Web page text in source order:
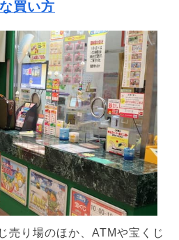
買い方
売り場のほか、ATMや宝くじ